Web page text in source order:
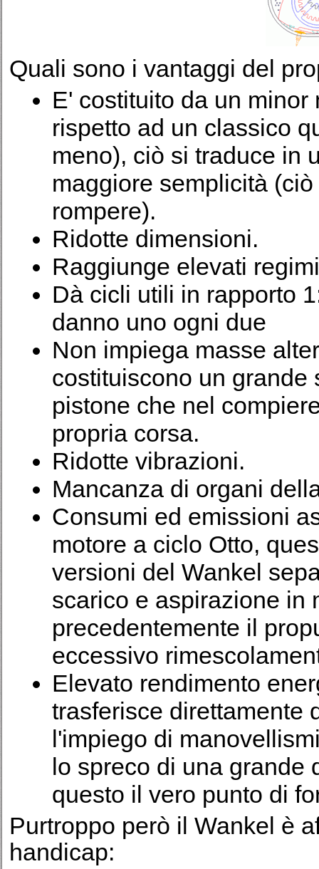
Quali sono i vantaggi del
E' costituito da un
rispetto ad un classico
meno), ciò si traduce in
maggiore semplicità
rompere).
Ridotte dimensioni.
Raggiunge elevati
Dà cicli utili in rapporto
danno uno ogni due
Non impiega masse
costituiscono un grande
pistone che nel
propria corsa.
Ridotte vibrazioni.
Mancanza di organi
Consumi ed emissioni
motore a ciclo Otto,
versioni del Wankel
scarico e aspirazione in
precedentemente il
eccessivo
Elevato rendimento
trasferisce direttamente
l'impiego di
lo spreco di una grande
questo il vero punto di
Purtroppo però il Wankel è
handicap: